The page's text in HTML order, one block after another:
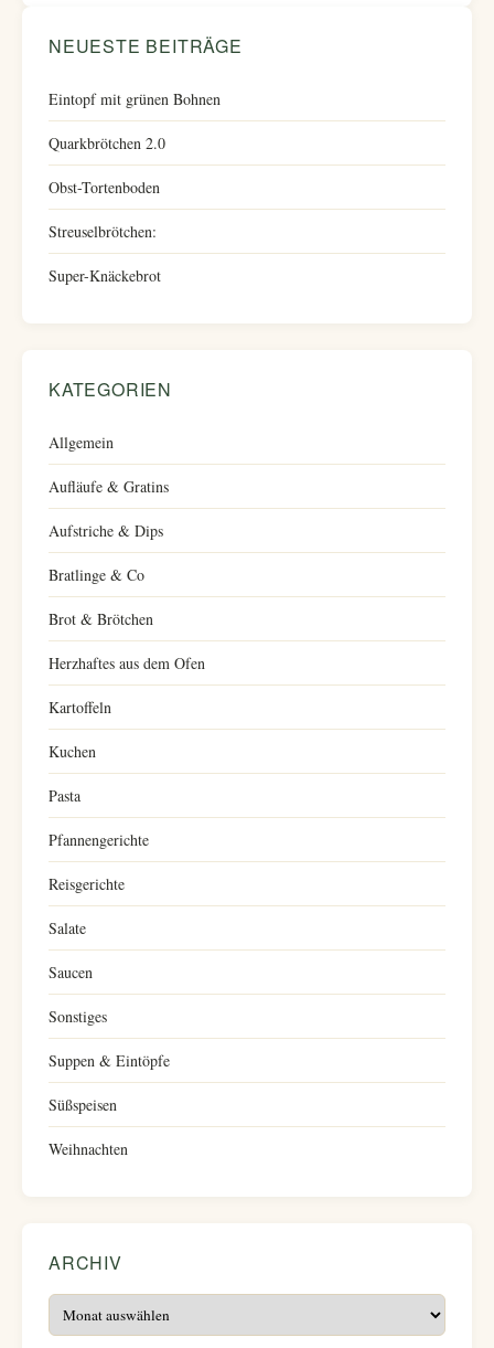
NEUESTE BEITRÄGE
Eintopf mit grünen Bohnen
Quarkbrötchen 2.0
Obst-Tortenboden
Streuselbrötchen:
Super-Knäckebrot
KATEGORIEN
Allgemein
Aufläufe & Gratins
Aufstriche & Dips
Bratlinge & Co
Brot & Brötchen
Herzhaftes aus dem Ofen
Kartoffeln
Kuchen
Pasta
Pfannengerichte
Reisgerichte
Salate
Saucen
Sonstiges
Suppen & Eintöpfe
Süßspeisen
Weihnachten
ARCHIV
Archiv